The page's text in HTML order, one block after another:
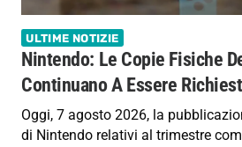
ULTIME NOTIZIE
Nintendo: Le Copie Fisiche
Continuano A Essere
Oggi, 7 agosto 2026, la
di Nintendo relativi al trimestre